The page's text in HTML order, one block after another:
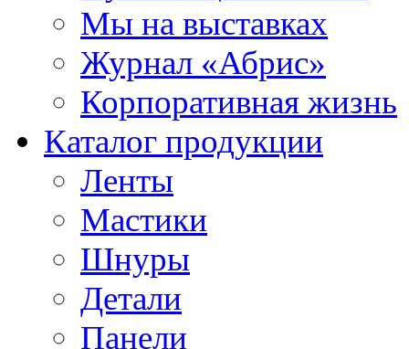
Мы на выставках
Журнал «Абрис»
Корпоративная жизнь
Каталог продукции
Ленты
Мастики
Шнуры
Детали
Панели